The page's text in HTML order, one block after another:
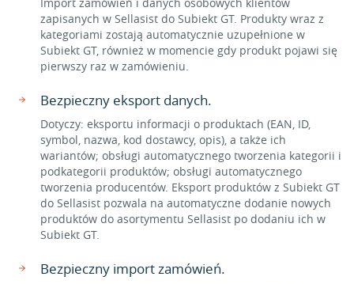
zapisanych w Sellasist do Subiekt GT. Produkty wraz z
kategoriami zostają automatycznie uzupełnione w
Subiekt GT, również w momencie gdy produkt pojawi się
pierwszy raz w zamówieniu.
Bezpieczny eksport danych.
Dotyczy: eksportu informacji o produktach (EAN, ID,
symbol, nazwa, kod dostawcy, opis), a także ich
wariantów; obsługi automatycznego tworzenia kategorii i
podkategorii produktów; obsługi automatycznego
tworzenia producentów. Eksport produktów z Subiekt GT
do Sellasist pozwala na automatyczne dodanie nowych
produktów do asortymentu Sellasist po dodaniu ich w
Subiekt GT.
Bezpieczny import zamówień.